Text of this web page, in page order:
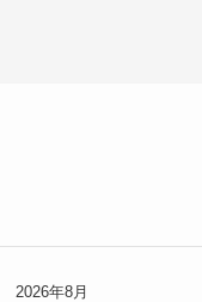
2026年8月